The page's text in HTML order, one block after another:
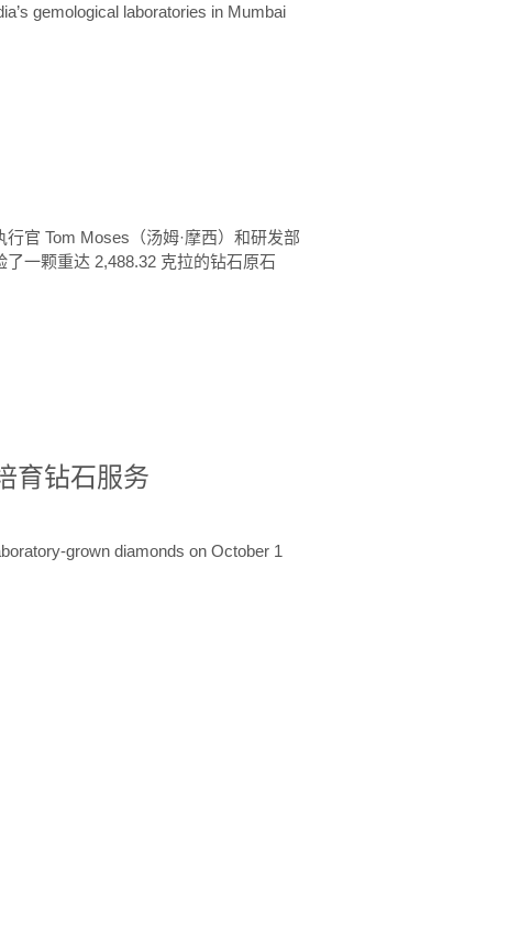
gemological laboratories in Mumbai
官 Tom Moses（汤姆·摩西）和研发部
一颗重达 2,488.32 克拉的钻石原石
育钻石服务
grown diamonds on October 1